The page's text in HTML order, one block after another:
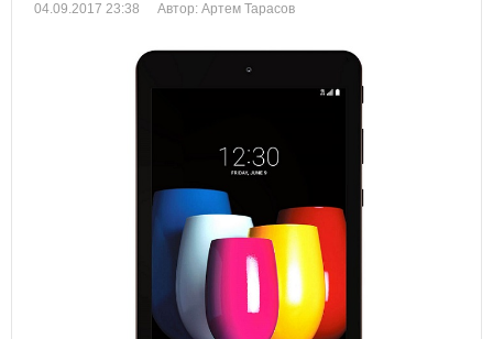
04.09.2017 23:38 Автор: Артем Тарасов